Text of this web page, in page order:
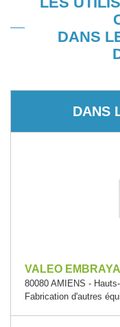
DANS
DANS
VALEO
80080 AMIENS -
Fabrication d'autres